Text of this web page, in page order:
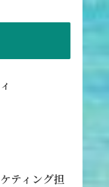
ティング担